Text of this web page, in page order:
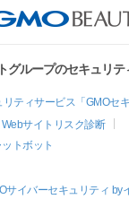
グループのセキュリテ
ティサービス「GMOセキ
Webサイトリスク診断
トボット
イバーセキュリティ by